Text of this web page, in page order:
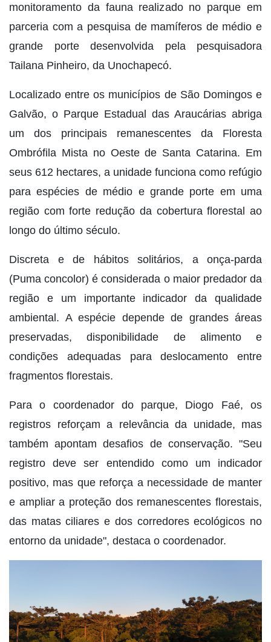
monitoramento da fauna realizado no parque em
parceria com a pesquisa de mamíferos de médio e
grande porte desenvolvida pela pesquisadora
Tailana Pinheiro, da Unochapecó.
Localizado entre os municípios de São Domingos e
Galvão, o Parque Estadual das Araucárias abriga
um dos principais remanescentes da Floresta
Ombrófila Mista no Oeste de Santa Catarina. Em
seus 612 hectares, a unidade funciona como refúgio
para espécies de médio e grande porte em uma
região com forte redução da cobertura florestal ao
longo do último século.
Discreta e de hábitos solitários, a onça-parda
(Puma concolor) é considerada o maior predador da
região e um importante indicador da qualidade
ambiental. A espécie depende de grandes áreas
preservadas, disponibilidade de alimento e
condições adequadas para deslocamento entre
fragmentos florestais.
Para o coordenador do parque, Diogo Faé, os
registros reforçam a relevância da unidade, mas
também apontam desafios de conservação. "Seu
registro deve ser entendido como um indicador
positivo, mas que reforça a necessidade de manter
e ampliar a proteção dos remanescentes florestais,
das matas ciliares e dos corredores ecológicos no
entorno da unidade", destaca o coordenador.